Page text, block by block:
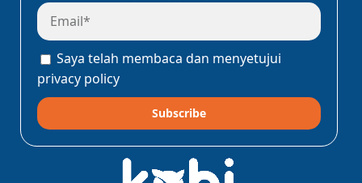
Saya telah membaca dan menyetujui
privacy policy
Subscribe